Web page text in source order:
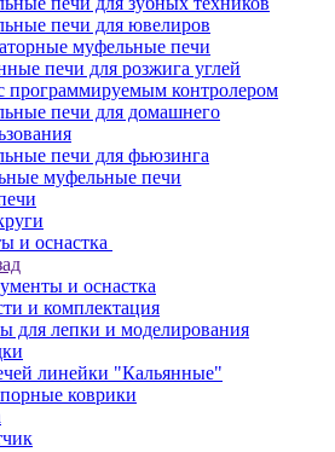
печи для ювелиров
муфельные печи
печи для розжига углей
программируемым контролером
печи для домашнего
печи для фьюзинга
муфельные печи
и оснастка
и оснастка
и комплектация
для лепки и моделирования
линейки "Кальянные"
коврики